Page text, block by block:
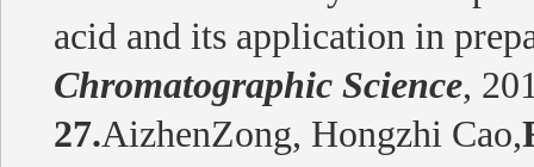
acid and its application in
Chromatographic Science,
27.AizhenZong, Hongzhi Cao,